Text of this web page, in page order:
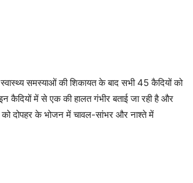
समस्याओं की शिकायत के बाद सभी 45 कैदियों को
कैदियों में से एक की हालत गंभीर बताई जा रही है और
दोपहर के भोजन में चावल-सांभर और नाश्ते में